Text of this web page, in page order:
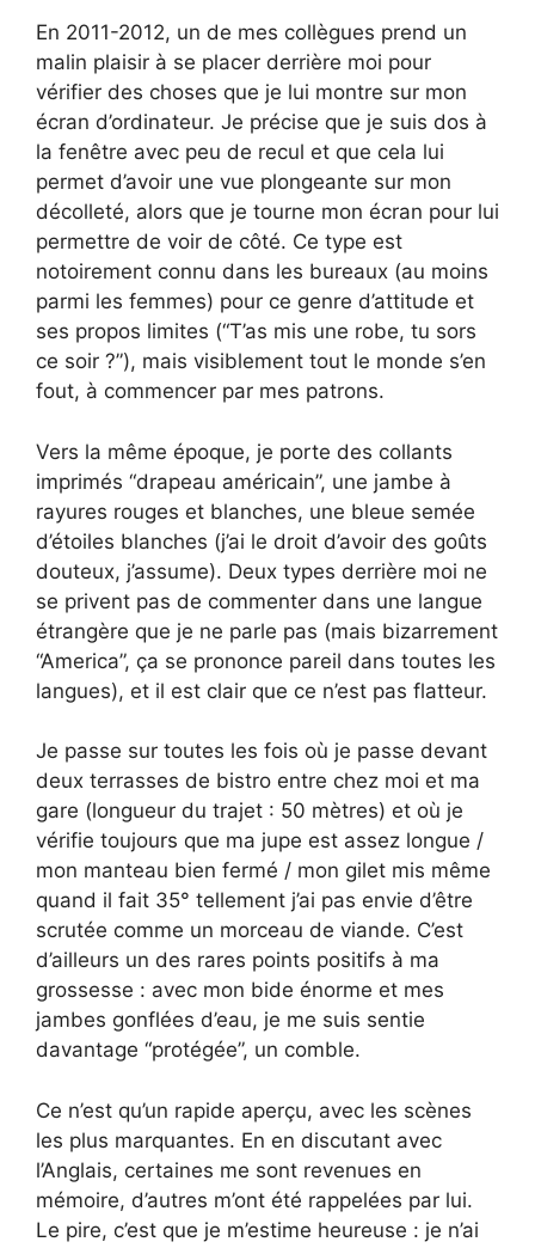
En 2011-2012, un de mes collègues prend un
malin plaisir à se placer derrière moi pour
vérifier des choses que je lui montre sur mon
écran d’ordinateur. Je précise que je suis dos à
la fenêtre avec peu de recul et que cela lui
permet d’avoir une vue plongeante sur mon
décolleté, alors que je tourne mon écran pour lui
permettre de voir de côté. Ce type est
notoirement connu dans les bureaux (au moins
parmi les femmes) pour ce genre d’attitude et
ses propos limites (“T’as mis une robe, tu sors
ce soir ?”), mais visiblement tout le monde s’en
fout, à commencer par mes patrons.
Vers la même époque, je porte des collants
imprimés “drapeau américain”, une jambe à
rayures rouges et blanches, une bleue semée
d’étoiles blanches (j’ai le droit d’avoir des goûts
douteux, j’assume). Deux types derrière moi ne
se privent pas de commenter dans une langue
étrangère que je ne parle pas (mais bizarrement
“America”, ça se prononce pareil dans toutes les
langues), et il est clair que ce n’est pas flatteur.
Je passe sur toutes les fois où je passe devant
deux terrasses de bistro entre chez moi et ma
gare (longueur du trajet : 50 mètres) et où je
vérifie toujours que ma jupe est assez longue /
mon manteau bien fermé / mon gilet mis même
quand il fait 35° tellement j’ai pas envie d’être
scrutée comme un morceau de viande. C’est
d’ailleurs un des rares points positifs à ma
grossesse : avec mon bide énorme et mes
jambes gonflées d’eau, je me suis sentie
davantage “protégée”, un comble.
Ce n’est qu’un rapide aperçu, avec les scènes
les plus marquantes. En en discutant avec
l’Anglais, certaines me sont revenues en
mémoire, d’autres m’ont été rappelées par lui.
Le pire, c’est que je m’estime heureuse : je n’ai